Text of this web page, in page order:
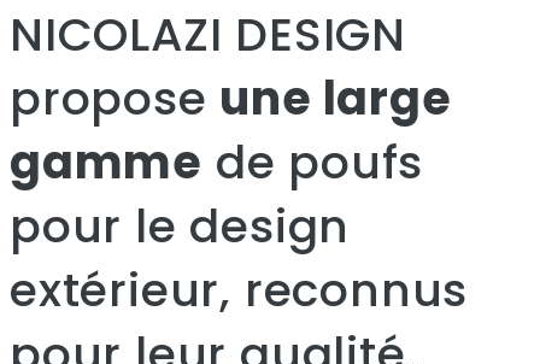
NICOLAZI DESIGN
propose une large
gamme de poufs
pour le design
extérieur, reconnus